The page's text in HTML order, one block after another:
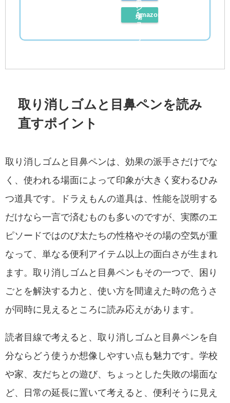
場
シ
ョ
ッ
ン
で
Amazon
見
取り消しゴムと目鼻ペンを読み
直すポイント
取り消しゴムと目鼻ペンは、効果の派手さだけでな
く、使われる場面によって印象が大きく変わるひみ
つ道具です。ドラえもんの道具は、性能を説明する
だけなら一言で済むものも多いのですが、実際のエ
ピソードではのび太たちの性格やその場の空気が重
なって、単なる便利アイテム以上の面白さが生まれ
ます。取り消しゴムと目鼻ペンもその一つで、困り
ごとを解決する力と、使い方を間違えた時の危うさ
が同時に見えるところに読み応えがあります。
読者目線で考えると、取り消しゴムと目鼻ペンを自
分ならどう使うか想像しやすい点も魅力です。学校
や家、友だちとの遊び、ちょっとした失敗の場面な
ど、日常の延長に置いて考えると、便利そうに見え